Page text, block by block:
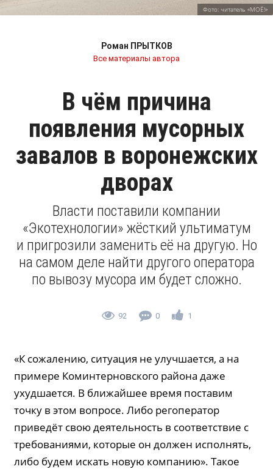
Фото: читатель «МОЁ!»
Роман ПРЫТКОВ
Все материалы автора
В чём причина
появления мусорных
завалов в воронежских
дворах
Власти поставили компании
«Экотехнологии» жёсткий ультиматум
и пригрозили заменить её на другую. Но
на самом деле найти другого оператора
по вывозу мусора им будет сложно.
92 0 1
«К сожалению, ситуация не улучшается, а на
примере Коминтерновского района даже
ухудшается. В ближайшее время поставим
точку в этом вопросе. Либо регоператор
приведёт свою деятельность в соответствие с
требованиями, которые он должен исполнять,
либо будем искать новую компанию». Такое